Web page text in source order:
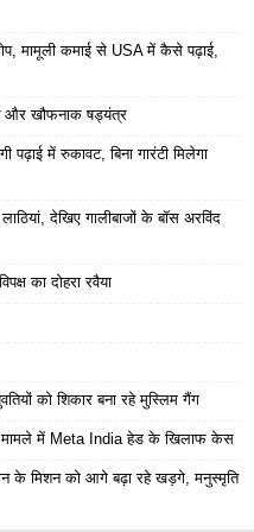
मामूली कमाई से USA में कैसे पढ़ाई,
और खौफनाक षड्यंत्र
पढ़ाई में रुकावट, बिना गारंटी मिलेगा
देखिए गालीबाजों के बॉस अरविंद
का दोहरा रवैया
को शिकार बना रहे मुस्लिम गैंग
मामले में Meta India हेड के खिलाफ केस
के मिशन को आगे बढ़ा रहे खड़गे, मनुस्मृति